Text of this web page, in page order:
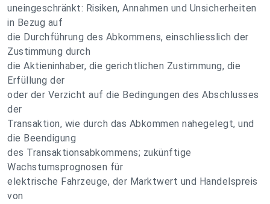
uneingeschränkt: Risiken, Annahmen und Unsicherheiten
in Bezug auf
die Durchführung des Abkommens, einschliesslich der
Zustimmung durch
die Aktieninhaber, die gerichtlichen Zustimmung, die
Erfüllung der
oder der Verzicht auf die Bedingungen des Abschlusses
der
Transaktion, wie durch das Abkommen nahegelegt, und
die Beendigung
des Transaktionsabkommens; zukünftige
Wachstumsprognosen für
elektrische Fahrzeuge, der Marktwert und Handelspreis
von